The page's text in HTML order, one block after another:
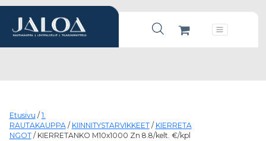
Products search
Päävalikko
Etusivu / 1.
RAUTAKAUPPA/ KIINNITYSTARVIKKEET/ KIERRETA
NGOT/ KIERRETANKO M10x1000 Zn 8.8/kelt. €/kpl